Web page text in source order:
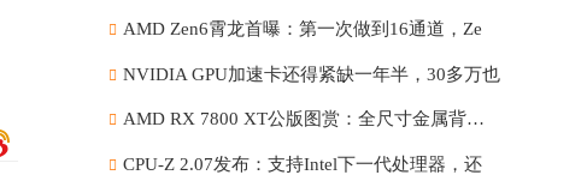
AMD Zen6霄龙首曝：第一次做到16通道，Ze
NVIDIA GPU加速卡还得紧缺一年半，30多万也
AMD RX 7800 XT公版图赏：全尺寸金属背板，
CPU-Z 2.07发布：支持Intel下一代处理器，还